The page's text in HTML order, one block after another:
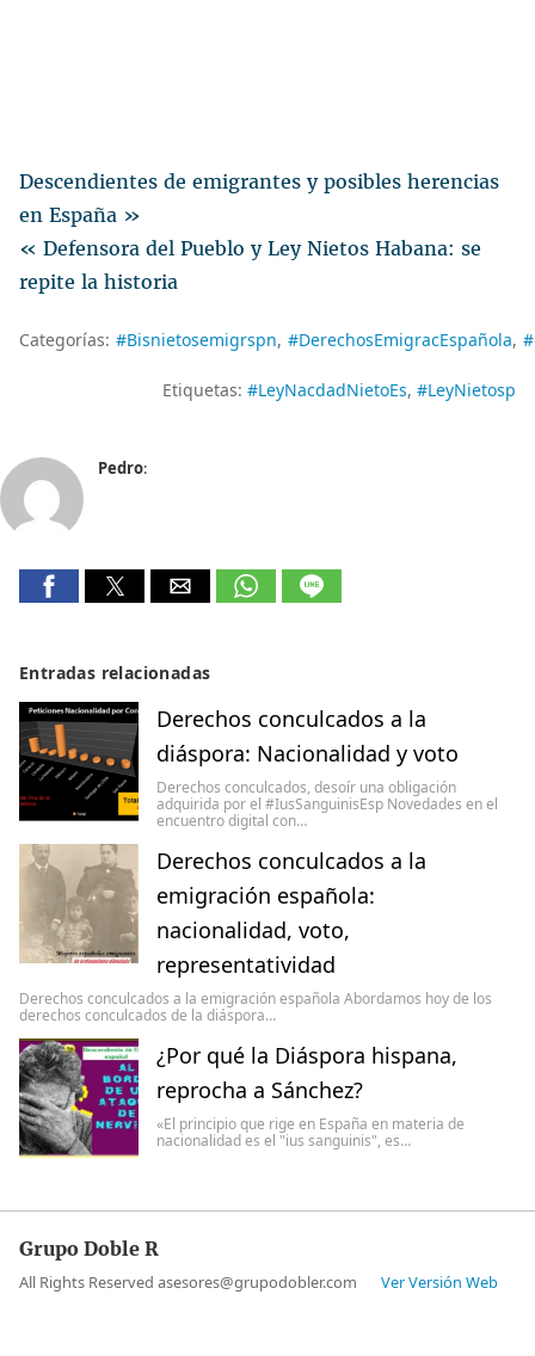
Descendientes de emigrantes y posibles herencias
en España »
« Defensora del Pueblo y Ley Nietos Habana: se
repite la historia
Categorías: #Bisnietosemigrspn #DerechosEmigracEspañola
Etiquetas: #LeyNacdadNietoEs #LeyNietosp
Pedro:
Entradas relacionadas
Derechos conculcados a la
diáspora: Nacionalidad y voto
Derechos conculcados, desoír una obligación
adquirida por el #IusSanguinisEsp Novedades en el
encuentro digital con…
Derechos conculcados a la
emigración española:
nacionalidad, voto,
representatividad
Derechos conculcados a la emigración española Abordamos hoy de los
derechos conculcados de la diáspora…
¿Por qué la Diáspora hispana,
reprocha a Sánchez?
«El principio que rige en España en materia de
nacionalidad es el "ius sanguinis", es…
Grupo Doble R
All Rights Reserved asesores@grupodobler.com Ver Versión Web